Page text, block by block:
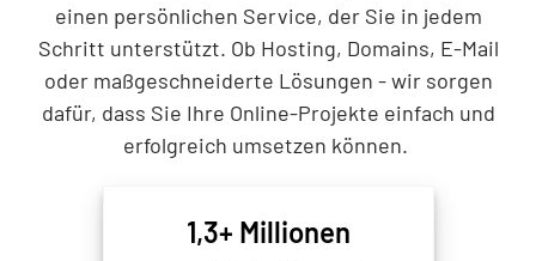
einen persönlichen Service, der Sie in jedem
Schritt unterstützt. Ob Hosting, Domains, E-Mail
oder maßgeschneiderte Lösungen - wir sorgen
dafür, dass Sie Ihre Online-Projekte einfach und
erfolgreich umsetzen können.
1,3+ Millionen